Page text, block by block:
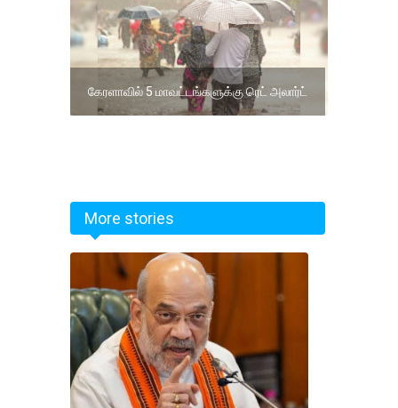
கேரளாவில் 5 மாவட்டங்களுக்கு ரெட் அலார்ட்
More stories